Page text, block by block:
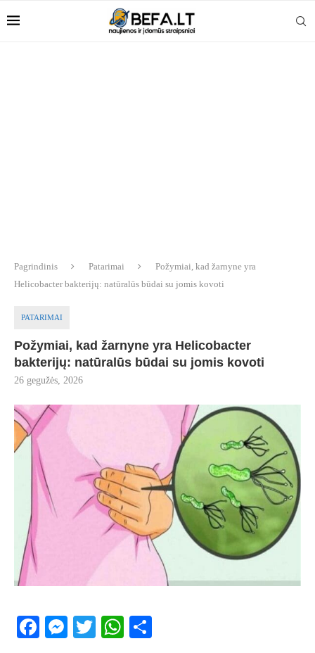
Pagrindinis Patarimai
Požymiai, kad žarnyne yra
Helicobacter bakterijų: natūralūs būdai su jomis kovoti
PATARIMAI
Požymiai, kad žarnyne yra Helicobacter
bakterijų: natūralūs būdai su jomis kovoti
26 gegužės, 2026
Facebook
Messenger
TwitterWhatsApp